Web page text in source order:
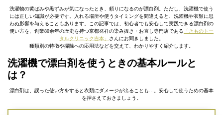
洗濯物の黄ばみや黒ずみが気になったとき、頼りになるのが漂白剤。ただし、洗濯機で使う
には正しい知識が必要です。入れる場所や使うタイミングを間違えると、洗濯機や衣類に思
わぬ影響を与えることもあります。この記事では、初心者でも安心して実践できる漂白剤の
使い方を、創業80余年の歴史を持つ京都発祥の染み抜き・お直し専門店である 「きものトー
タルクリニック吉本」 さんにお聞きしました。
種類別の特徴や掃除への応用法などを交えて、わかりやすく紹介します。
洗濯機で漂白剤を使うときの基本ルールと
は？
漂白剤は、誤った使い方をすると衣類にダメージが出ることも…。安心して使うための基本
を押さえておきましょう。